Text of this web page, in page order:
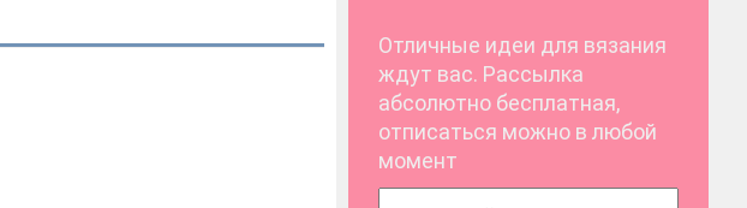
Отличные идеи для вязания
ждут вас. Рассылка
абсолютно бесплатная,
отписаться можно в любой
момент